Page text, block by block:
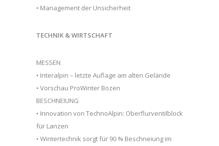
• Management der Unsicherheit
TECHNIK & WIRTSCHAFT
MESSEN
• Interalpin – letzte Auflage am alten Gelände
• Vorschau ProWinter Bozen
BESCHNEIUNG
• Innovation von TechnoAlpin: Oberflurventilblock
für Lanzen
• Wintertechnik sorgt für 90 % Beschneiung im